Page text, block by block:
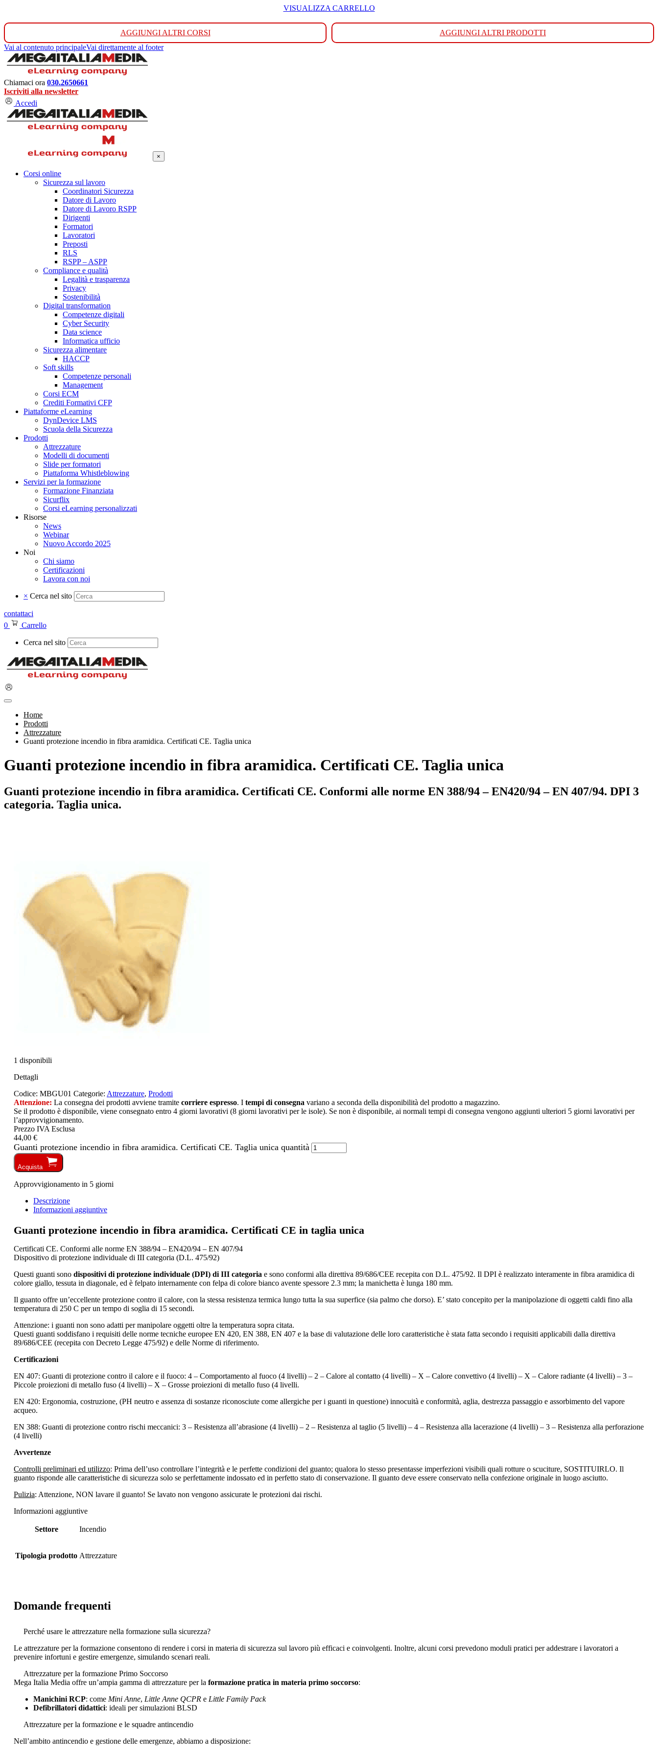
VISUALIZZA CARRELLO
AGGIUNGI ALTRI CORSI
AGGIUNGI ALTRI PRODOTTI
Vai al contenuto principaleVai direttamente al footer
Chiamaci ora 030.2650661
Iscriviti alla newsletter
Accedi
×
Corsi online
Sicurezza sul lavoro
Coordinatori Sicurezza
Datore di Lavoro
Datore di Lavoro RSPP
Dirigenti
Formatori
Lavoratori
Preposti
RLS
RSPP – ASPP
Compliance e qualità
Legalità e trasparenza
Privacy
Sostenibilità
Digital transformation
Competenze digitali
Cyber Security
Data science
Informatica ufficio
Sicurezza alimentare
HACCP
Soft skills
Competenze personali
Management
Corsi ECM
Crediti Formativi CFP
Piattaforme eLearning
DynDevice LMS
Scuola della Sicurezza
Prodotti
Attrezzature
Modelli di documenti
Slide per formatori
Piattaforma Whistleblowing
Servizi per la formazione
Formazione Finanziata
Sicurflix
Corsi eLearning personalizzati
Risorse
News
Webinar
Nuovo Accordo 2025
Noi
Chi siamo
Certificazioni
Lavora con noi
× Cerca nel sito
contattaci
0
Carrello
Cerca nel sito
Home
Prodotti
Attrezzature
Guanti protezione incendio in fibra aramidica. Certificati CE. Taglia unica
Guanti protezione incendio in fibra aramidica. Certificati CE. Taglia unica
Guanti protezione incendio in fibra aramidica. Certificati CE. Conformi alle norme EN 388/94 – EN420/94 – EN 407/94. DPI 3
categoria. Taglia unica.
1 disponibili
Dettagli
Codice: MBGU01 Categorie: Attrezzature, Prodotti
Attenzione: La consegna dei prodotti avviene tramite corriere espresso. I tempi di consegna variano a seconda della disponibilità del prodotto a magazzino.
Se il prodotto è disponibile, viene consegnato entro 4 giorni lavorativi (8 giorni lavorativi per le isole). Se non è disponibile, ai normali tempi di consegna vengono aggiunti ulteriori 5 giorni lavorativi per
l’approvvigionamento.
Prezzo IVA Esclusa
44,00 €
Guanti protezione incendio in fibra aramidica. Certificati CE. Taglia unica quantità
Acquista
Approvvigionamento in 5 giorni
Descrizione
Informazioni aggiuntive
Guanti protezione incendio in fibra aramidica. Certificati CE in taglia unica
Certificati CE. Conformi alle norme EN 388/94 – EN420/94 – EN 407/94
Dispositivo di protezione individuale di III categoria (D.L. 475/92)
Questi guanti sono dispositivi di protezione individuale (DPI) di III categoria e sono conformi alla direttiva 89/686/CEE recepita con D.L. 475/92. Il DPI è realizzato interamente in fibra aramidica di
colore giallo, tessuta in diagonale, ed è felpato internamente con felpa di colore bianco avente spessore 2.3 mm; la manichetta è lunga 180 mm.
Il guanto offre un’eccellente protezione contro il calore, con la stessa resistenza termica lungo tutta la sua superfice (sia palmo che dorso). E’ stato concepito per la manipolazione di oggetti caldi fino alla
temperatura di 250 C per un tempo di soglia di 15 secondi.
Attenzione: i guanti non sono adatti per manipolare oggetti oltre la temperatura sopra citata.
Questi guanti soddisfano i requisiti delle norme tecniche europee EN 420, EN 388, EN 407 e la base di valutazione delle loro caratteristiche è stata fatta secondo i requisiti applicabili dalla direttiva
89/686/CEE (recepita con Decreto Legge 475/92) e delle Norme di riferimento.
Certificazioni
EN 407: Guanti di protezione contro il calore e il fuoco: 4 – Comportamento al fuoco (4 livelli) – 2 – Calore al contatto (4 livelli) – X – Calore convettivo (4 livelli) – X – Calore radiante (4 livelli) – 3 –
Piccole proiezioni di metallo fuso (4 livelli) – X – Grosse proiezioni di metallo fuso (4 livelli.
EN 420: Ergonomia, costruzione, (PH neutro e assenza di sostanze riconosciute come allergiche per i guanti in questione) innocuità e conformità, aglia, destrezza passaggio e assorbimento del vapore
acqueo.
EN 388: Guanti di protezione contro rischi meccanici: 3 – Resistenza all’abrasione (4 livelli) – 2 – Resistenza al taglio (5 livelli) – 4 – Resistenza alla lacerazione (4 livelli) – 3 – Resistenza alla perforazione
(4 livelli)
Avvertenze
Controlli preliminari ed utilizzo: Prima dell’uso controllare l’integrità e le perfette condizioni del guanto; qualora lo stesso presentasse imperfezioni visibili quali rotture o scuciture, SOSTITUIRLO. Il
guanto risponde alle caratteristiche di sicurezza solo se perfettamente indossato ed in perfetto stato di conservazione. Il guanto deve essere conservato nella confezione originale in luogo asciutto.
Pulizia: Attenzione, NON lavare il guanto! Se lavato non vengono assicurate le protezioni dai rischi.
Informazioni aggiuntive
Settore Incendio
Tipologia prodotto Attrezzature
Domande frequenti
Perché usare le attrezzature nella formazione sulla sicurezza?
Le attrezzature per la formazione consentono di rendere i corsi in materia di sicurezza sul lavoro più efficaci e coinvolgenti. Inoltre, alcuni corsi prevedono moduli pratici per addestrare i lavoratori a
prevenire infortuni e gestire emergenze, simulando scenari reali.
Attrezzature per la formazione Primo Soccorso
Mega Italia Media offre un’ampia gamma di attrezzature per la formazione pratica in materia primo soccorso:
Manichini RCP: come Mini Anne, Little Anne QCPR e Little Family Pack
Defibrillatori didattici: ideali per simulazioni BLSD
Attrezzature per la formazione e le squadre antincendio
Nell’ambito antincendio e gestione delle emergenze, abbiamo a disposizione: